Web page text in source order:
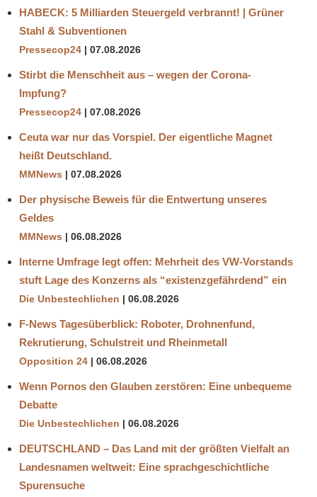
HABECK: 5 Milliarden Steuergeld verbrannt! | Grüner
Stahl & Subventionen
Pressecop24 07.08.2026
Stirbt die Menschheit aus – wegen der Corona-
Impfung?
Pressecop24 07.08.2026
Ceuta war nur das Vorspiel. Der eigentliche Magnet
heißt Deutschland.
MMNews 07.08.2026
Der physische Beweis für die Entwertung unseres
Geldes
MMNews 06.08.2026
Interne Umfrage legt offen: Mehrheit des VW-Vorstands
stuft Lage des Konzerns als “existenzgefährdend” ein
Die Unbestechlichen 06.08.2026
F-News Tagesüberblick: Roboter, Drohnenfund,
Rekrutierung, Schulstreit und Rheinmetall
Opposition 24 06.08.2026
Wenn Pornos den Glauben zerstören: Eine unbequeme
Debatte
Die Unbestechlichen 06.08.2026
DEUTSCHLAND – Das Land mit der größten Vielfalt an
Landesnamen weltweit: Eine sprachgeschichtliche
Spurensuche